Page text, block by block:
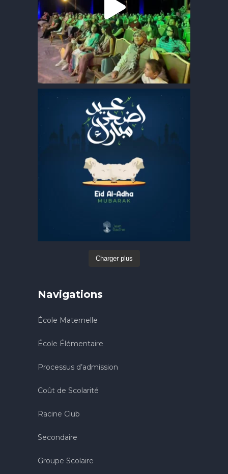
Charger plus
Navigations
École Maternelle
École Élémentaire
Processus d’admission
Coût de Scolarité
Racine Club
Secondaire
Groupe Scolaire